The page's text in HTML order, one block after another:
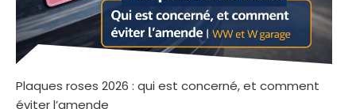
Plaques roses 2026 : qui est concerné, et comment
éviter l’amende